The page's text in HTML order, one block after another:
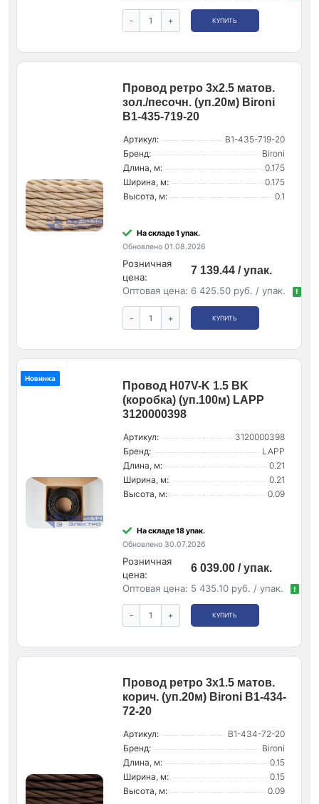
- + КУПИТЬ
Провод ретро 3х2.5 матов.
зол./песочн. (уп.20м) Bironi
B1-435-719-20
Артикул:
B1-435-719-20
Бренд:
Bironi
Длина, м:
0.175
Ширина, м:
0.175
Высота, м:
0.1
На складе 1 упак.
Обновлено 01.08.2026
Розничная
цена:
7 139.44 / упак.
Оптовая цена: 6 425.50 руб. / упак. !
- + КУПИТЬ
Новинка
Провод H07V-K 1.5 BK
(коробка) (уп.100м) LAPP
3120000398
Артикул:
3120000398
Бренд:
LAPP
Длина, м:
0.21
Ширина, м:
0.21
Высота, м:
0.09
На складе 18 упак.
Обновлено 30.07.2026
Розничная
цена:
6 039.00 / упак.
Оптовая цена: 5 435.10 руб. / упак. !
- + КУПИТЬ
Провод ретро 3х1.5 матов.
корич. (уп.20м) Bironi B1-434-
72-20
Артикул:
B1-434-72-20
Бренд:
Bironi
Длина, м:
0.15
Ширина, м:
0.15
Высота, м:
0.09